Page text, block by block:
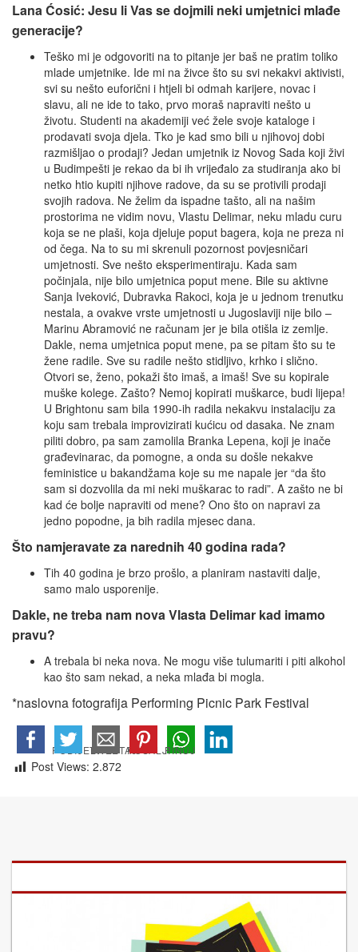
Lana Ćosić: Jesu li Vas se dojmili neki umjetnici mlađe
generacije?
Teško mi je odgovoriti na to pitanje jer baš ne pratim toliko
mlade umjetnike. Ide mi na živce što su svi nekakvi aktivisti,
svi su nešto euforični i htjeli bi odmah karijere, novac i
slavu, ali ne ide to tako, prvo moraš napraviti nešto u
životu. Studenti na akademiji već žele svoje kataloge i
prodavati svoja djela. Tko je kad smo bili u njihovoj dobi
razmišljao o prodaji? Jedan umjetnik iz Novog Sada koji živi
u Budimpešti je rekao da bi ih vrijeđalo za studiranja ako bi
netko htio kupiti njihove radove, da su se protivili prodaji
svojih radova. Ne želim da ispadne tašto, ali na našim
prostorima ne vidim novu, Vlastu Delimar, neku mladu curu
koja se ne plaši, koja djeluje poput bagera, koja ne preza ni
od čega. Na to su mi skrenuli pozornost povjesničari
umjetnosti. Sve nešto eksperimentiraju. Kada sam
počinjala, nije bilo umjetnica poput mene. Bile su aktivne
Sanja Iveković, Dubravka Rakoci, koja je u jednom trenutku
nestala, a ovakve vrste umjetnosti u Jugoslaviji nije bilo –
Marinu Abramović ne računam jer je bila otišla iz zemlje.
Dakle, nema umjetnica poput mene, pa se pitam što su te
žene radile. Sve su radile nešto stidljivo, krhko i slično.
Otvori se, ženo, pokaži što imaš, a imaš! Sve su kopirale
muške kolege. Zašto? Nemoj kopirati muškarce, budi lijepa!
U Brightonu sam bila 1990-ih radila nekakvu instalaciju za
koju sam trebala improvizirati kućicu od dasaka. Ne znam
piliti dobro, pa sam zamolila Branka Lepena, koji je inače
građevinarac, da pomogne, a onda su došle nekakve
feministice u bakandžama koje su me napale jer “da što
sam si dozvolila da mi neki muškarac to radi”. A zašto ne bi
kad će bolje napraviti od mene? Ono što on napravi za
jedno popodne, ja bih radila mjesec dana.
Što namjeravate za narednih 40 godina rada?
Tih 40 godina je brzo prošlo, a planiram nastaviti dalje,
samo malo usporenije.
Dakle, ne treba nam nova Vlasta Delimar kad imamo
pravu?
A trebala bi neka nova. Ne mogu više tulumariti i piti alkohol
kao što sam nekad, a neka mlađa bi mogla.
*naslovna fotografija Performing Picnic Park Festival
Post Views: 2.872